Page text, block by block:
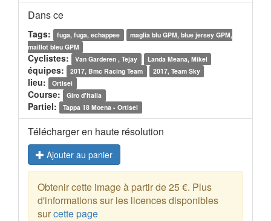
Dans ce
Tags: fuga, fuga, echappee
maglia blu GPM, blue jersey GPM,
maillot bleu GPM
Cyclistes: Van Garderen , Tejay Landa Meana, Mikel
équipes: 2017, Bmc Racing Team 2017, Team Sky
lieu: Ortisei
Course: Giro d'Italia
Partiel: Tappa 18 Moena - Ortisei
Télécharger en haute résolution
Ajouter au panier
Obtenir cette image à partir de 25 €. Plus
d'informations sur les licences disponibles
surcette page